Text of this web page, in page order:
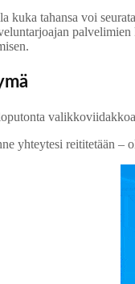
kuka tahansa voi
yhteytesi reititetään